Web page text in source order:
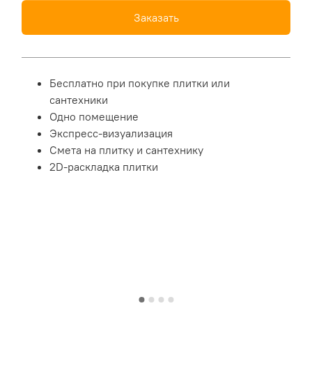
Заказать
Бесплатно при покупке плитки или
сантехники
Одно помещение
Экспресс-визуализация
Смета на плитку и сантехнику
2D-раскладка плитки